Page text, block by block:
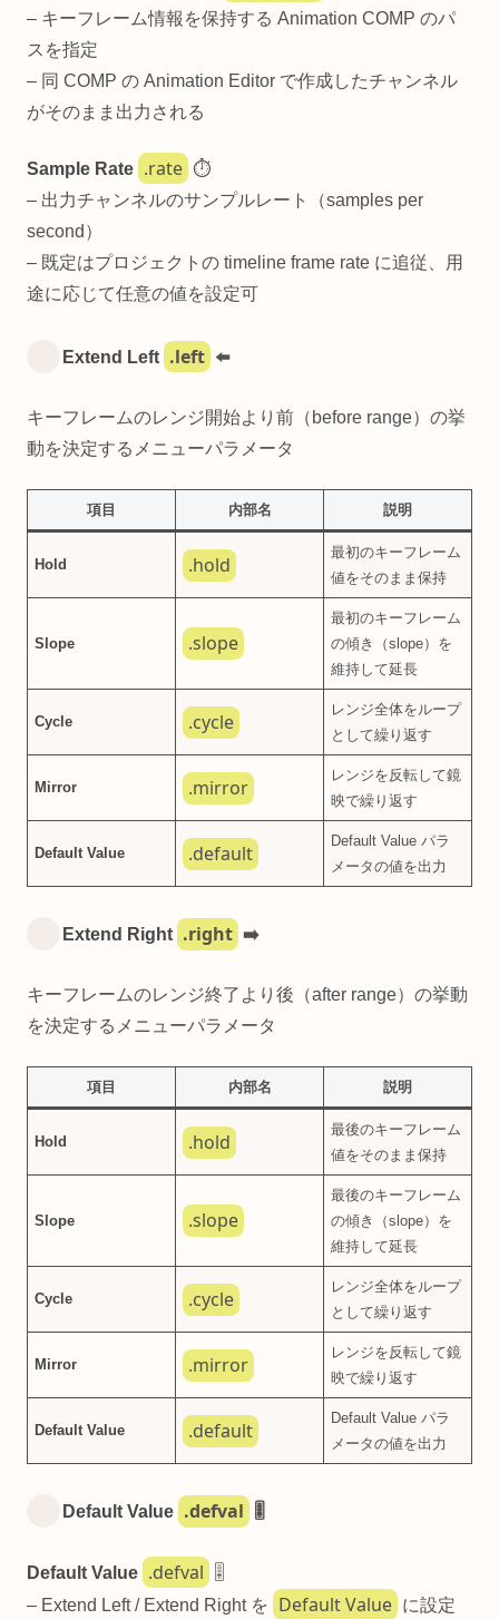
– キーフレーム情報を保持する Animation COMP のパ
スを指定
– 同 COMP の Animation Editor で作成したチャンネル
がそのまま出力される
Sample Rate .rate
⏱️
– 出力チャンネルのサンプルレート（samples per
second）
– 既定はプロジェクトの timeline frame rate に追従、用
途に応じて任意の値を設定可
Extend Left .left ⬅️
キーフレームのレンジ開始より前（before range）の挙
動を決定するメニューパラメータ
項目 内部名 説明
Hold .hold
最初のキーフレーム
値をそのまま保持
Slope .slope
最初のキーフレーム
の傾き（slope）を
維持して延長
Cycle .cycle
レンジ全体をループ
として繰り返す
Mirror .mirror
レンジを反転して鏡
映で繰り返す
Default Value .default
Default Value パラ
メータの値を出力
Extend Right .right ➡️
キーフレームのレンジ終了より後（after range）の挙動
を決定するメニューパラメータ
項目 内部名 説明
Hold .hold
最後のキーフレーム
値をそのまま保持
Slope .slope
最後のキーフレーム
の傾き（slope）を
維持して延長
Cycle .cycle
レンジ全体をループ
として繰り返す
Mirror .mirror
レンジを反転して鏡
映で繰り返す
Default Value .default
Default Value パラ
メータの値を出力
Default Value .defval 🎚️
Default Value .defval
🎚️
– Extend Left / Extend Right を
Default Value
に設定